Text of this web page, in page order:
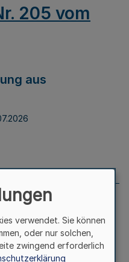
205 vom
aus
204 vom
verwendet. Sie können
oder nur solchen,
zwingend erforderlich